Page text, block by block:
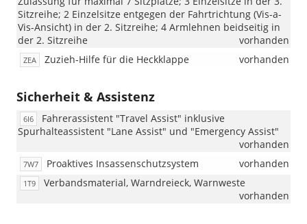
Sitzreihe; 2 Einzelsitze entgegen der Fahrtrichtung (Vis-a-
Vis-Ansicht) in der 2. Sitzreihe; 4 Armlehnen beidseitig in
der 2. Sitzreihe
vorhanden
ZEA Zuzieh-Hilfe für die Heckklappe vorhanden
Sicherheit & Assistenz
6I6
Fahrerassistent "Travel Assist" inklusive
Spurhalteassistent "Lane Assist" und "Emergency Assist"
vorhanden
7W7 Proaktives Insassenschutzsystem vorhanden
1T9
Verbandsmaterial, Warndreieck, Warnweste
vorhanden